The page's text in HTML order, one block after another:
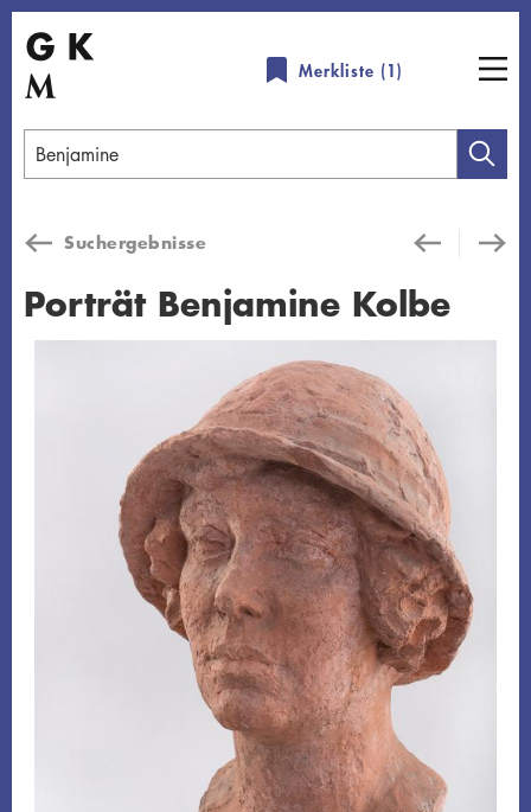
Direkt
zum
Inhalt
Merkliste (1)
Geben
Sie
Suchbegriff
Suchergebnisse
Porträt Benjamine Kolbe